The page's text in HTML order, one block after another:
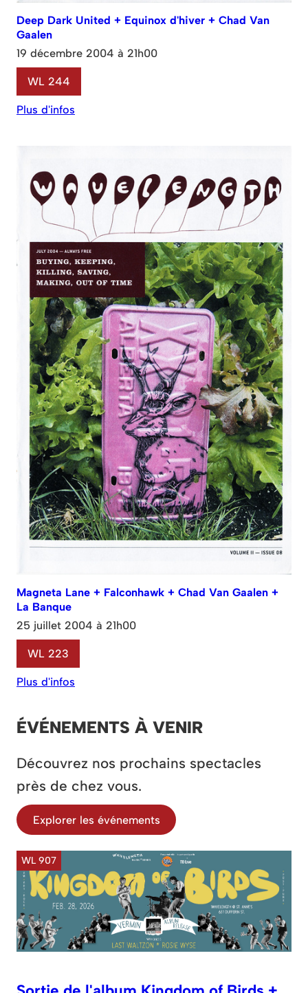
Deep Dark United + Equinox d'hiver + Chad Van
Gaalen
19 décembre 2004 à 21h00
WL 244
Plus d'infos
Magneta Lane + Falconhawk + Chad Van Gaalen +
La Banque
25 juillet 2004 à 21h00
WL 223
Plus d'infos
ÉVÉNEMENTS À VENIR
Découvrez nos prochains spectacles
près de chez vous.
Explorer les événements
WL 907